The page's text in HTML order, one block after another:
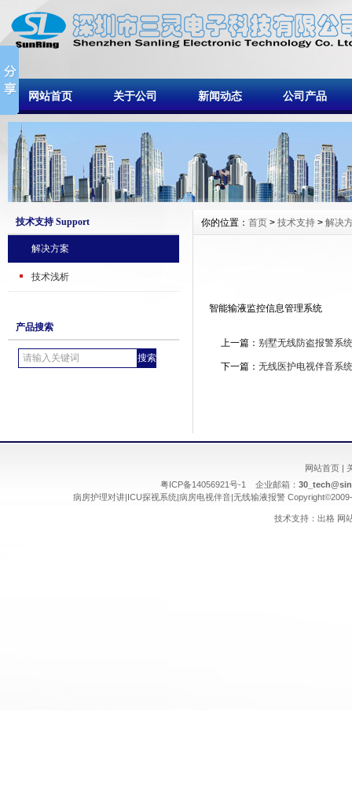
网站首页 关于公司 新闻动态 公司产品
技术支持 Support
解决方案
技术浅析
产品搜索
你的位置： 首页 > 技术支持 > 解决
智能输液监控信息管理系统
上一篇： 别墅无线防盗报警系
下一篇： 无线医护电视伴音系
网站首页 |
粤ICP备14056921号-1 企业邮箱：
病房护理对讲|ICU探视系统|病房电视伴音|无线输液报警
技术支持：出格 网